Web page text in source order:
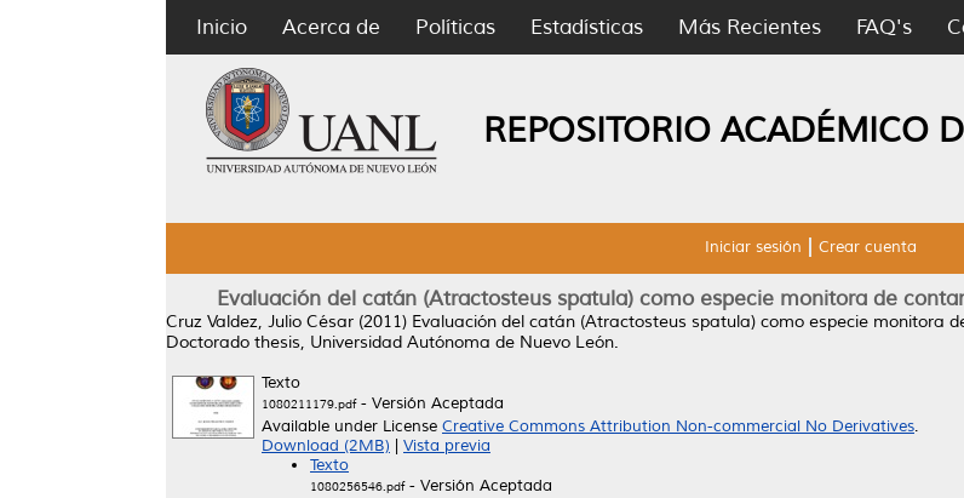
Inicio Acerca de Políticas Estadísticas Más Recientes FAQ's
REPOSITORIO ACADÉMICO
Iniciar sesión Crear cuenta
Evaluación del catán (Atractosteus spatula) como especie monitora de
Cruz Valdez, Julio César (2011) Evaluación del catán (Atractosteus spatula) como especie monitora
Doctorado thesis, Universidad Autónoma de Nuevo León.
Texto
1080211179.pdf- Versión Aceptada
Available under License Creative Commons Attribution Non-commercial No Derivatives.
Download (2MB)
Vista previa
Texto
1080256546.pdf- Versión Aceptada